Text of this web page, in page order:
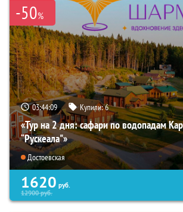
-50%
03:44:08 Купили:6
«Тур на 2 дня: сафари по водопадам
“Рускеала"»
Достоевская
1620 руб.
12900руб.